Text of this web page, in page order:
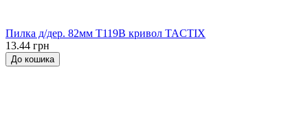
Пилка д/дер. 82мм Т119В кривол TACTIX
13.44 грн
До кошика